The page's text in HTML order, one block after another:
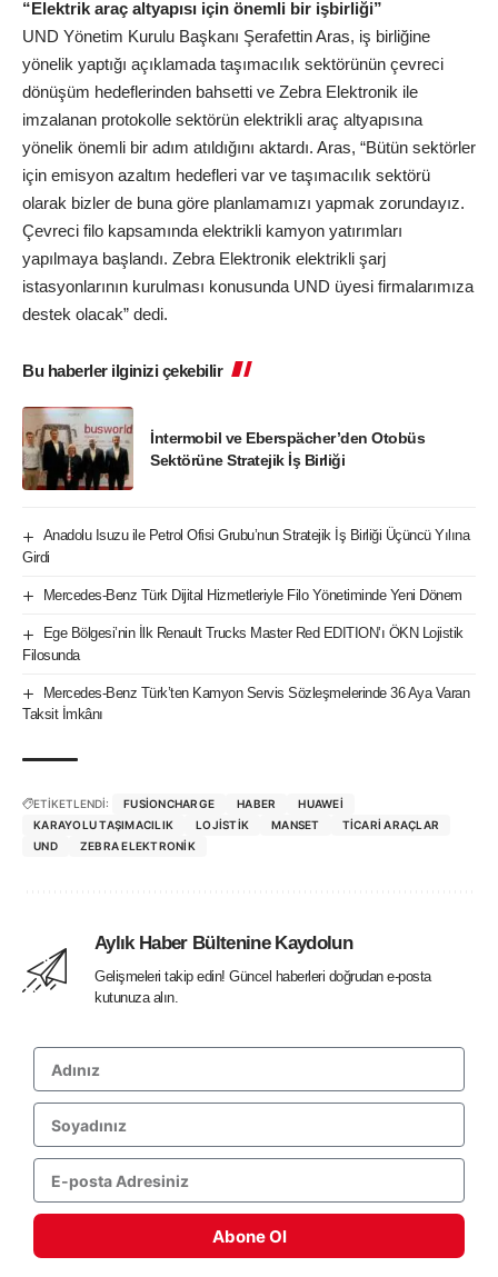
“Elektrik araç altyapısı için önemli bir işbirliği”
UND Yönetim Kurulu Başkanı Şerafettin Aras, iş birliğine
yönelik yaptığı açıklamada taşımacılık sektörünün çevreci
dönüşüm hedeflerinden bahsetti ve Zebra Elektronik ile
imzalanan protokolle sektörün elektrikli araç altyapısına
yönelik önemli bir adım atıldığını aktardı. Aras, “Bütün sektörler
için emisyon azaltım hedefleri var ve taşımacılık sektörü
olarak bizler de buna göre planlamamızı yapmak zorundayız.
Çevreci filo kapsamında elektrikli kamyon yatırımları
yapılmaya başlandı. Zebra Elektronik elektrikli şarj
istasyonlarının kurulması konusunda UND üyesi firmalarımıza
destek olacak” dedi.
Bu haberler ilginizi çekebilir
İntermobil ve Eberspächer’den Otobüs
Sektörüne Stratejik İş Birliği
Anadolu Isuzu ile Petrol Ofisi Grubu’nun Stratejik İş Birliği Üçüncü Yılına
Girdi
Mercedes-Benz Türk Dijital Hizmetleriyle Filo Yönetiminde Yeni Dönem
Ege Bölgesi’nin İlk Renault Trucks Master Red EDITION’ı ÖKN Lojistik
Filosunda
Mercedes-Benz Türk’ten Kamyon Servis Sözleşmelerinde 36 Aya Varan
Taksit İmkânı
ETİKETLENDİ: FUSIONCHARGE HABER
HUAWEI
KARAYOLU TAŞIMACILIK
LOJISTIK MANSET
TICARI ARAÇLAR
UND
ZEBRA ELEKTRONIK
Aylık Haber Bültenine Kaydolun
Gelişmeleri takip edin! Güncel haberleri doğrudan e-posta
kutunuza alın.
Abone Ol